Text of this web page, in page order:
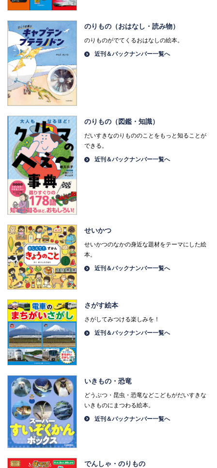
のりもの（おはなし・読み物）
のりものがでてくるおはなしの絵本。
近刊＆バックナンバー一覧へ
のりもの（図鑑・知識）
だいすきなのりもののことをもっと知ることが
できる。
近刊＆バックナンバー一覧へ
せいかつ
せいかつのなかの身近な題材をテーマにした絵
本。
近刊＆バックナンバー一覧へ
さがす絵本
さがしてみつける楽しみを！
近刊＆バックナンバー一覧へ
いきもの・恐竜
どうぶつ・昆虫・恐竜などこどもがだいすきな
いきものにまつわる絵本。
近刊＆バックナンバー一覧へ
でんしゃ・のりもの